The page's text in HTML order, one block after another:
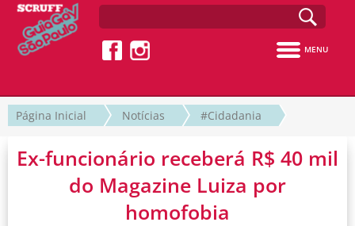
MENU
Página Inicial Notícias #Cidadania
Ex-funcionário receberá R$ 40 mil
do Magazine Luiza por
homofobia